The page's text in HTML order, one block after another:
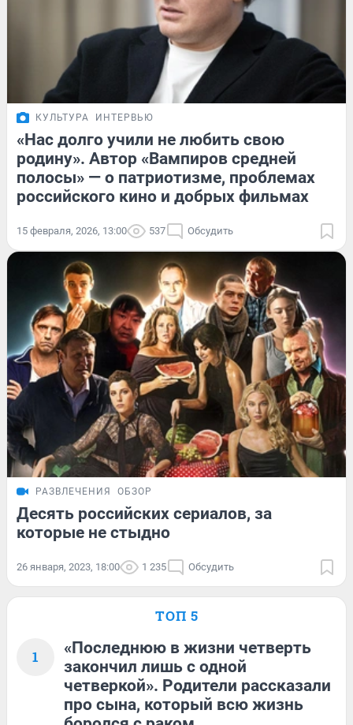
КУЛЬТУРА ИНТЕРВЬЮ
«Нас долго учили не любить свою
родину». Автор «Вампиров средней
полосы» — о патриотизме, проблемах
российского кино и добрых фильмах
15 февраля, 2026, 13:00 537 Обсудить
РАЗВЛЕЧЕНИЯ ОБЗОР
Десять российских сериалов, за
которые не стыдно
26 января, 2023, 18:00 1 235 Обсудить
ТОП 5
1
«Последнюю в жизни четверть
закончил лишь с одной
четверкой». Родители рассказали
про сына, который всю жизнь